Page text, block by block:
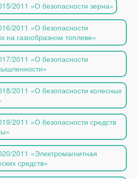
2011 «О безопасности зерна»
2011 «О безопасности
на газообразном топливе»
2011 «О безопасности
2011 «О безопасности колесных
2011 «О безопасности средств
2011 «Электромагнитная
средств»